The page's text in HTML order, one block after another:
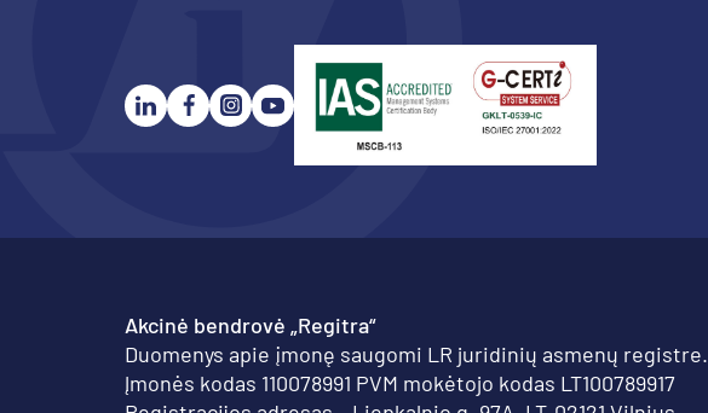
Akcinė bendrovė „Regitra“
Duomenys apie įmonę saugomi LR juridinių asmenų registre.
Įmonės kodas 110078991 PVM mokėtojo kodas LT100789917